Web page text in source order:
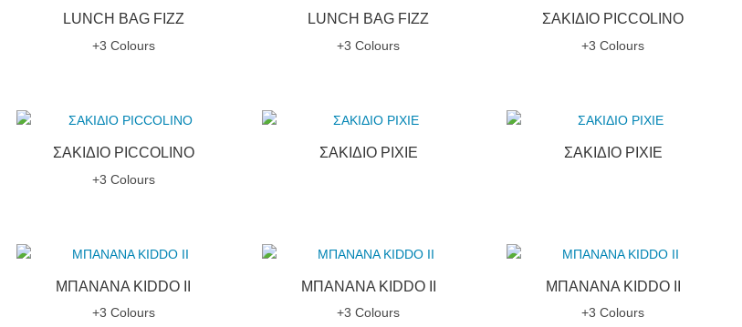
LUNCH BAG FIZZ
+3 Colours
LUNCH BAG FIZZ
+3 Colours
ΣΑΚΙΔΙΟ PICCOLINO
+3 Colours
ΣΑΚΙΔΙΟ PICCOLINO
+3 Colours
ΣΑΚΙΔΙΟ PIXIE ΣΑΚΙΔΙΟ PIXIE
ΜΠΑΝΑΝΑ KIDDO ΙΙ
+3 Colours
ΜΠΑΝΑΝΑ KIDDO ΙΙ
+3 Colours
ΜΠΑΝΑΝΑ KIDDO ΙΙ
+3 Colours